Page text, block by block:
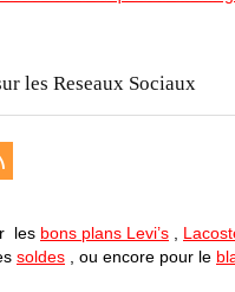
les Reseaux Sociaux
les bons plans Levi’s
soldes , ou encore pour le